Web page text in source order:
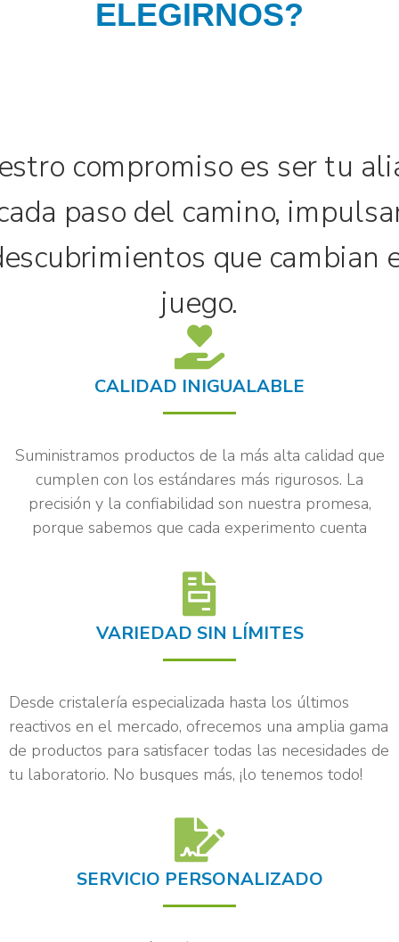
ELEGIRNOS?
compromiso es ser tu
paso del camino,
que cambian
juego.
CALIDAD INIGUALABLE
Suministramos productos de la más alta calidad que
cumplen con los estándares más rigurosos. La
precisión y la confiabilidad son nuestra promesa,
porque sabemos que cada experimento cuenta
VARIEDAD SIN LÍMITES
Desde cristalería especializada hasta los últimos
reactivos en el mercado, ofrecemos una amplia gama
de productos para satisfacer todas las necesidades de
tu laboratorio. No busques más, ¡lo tenemos todo!
SERVICIO PERSONALIZADO